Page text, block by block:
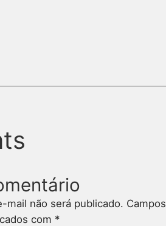
mail não será publicado. Campos
com *